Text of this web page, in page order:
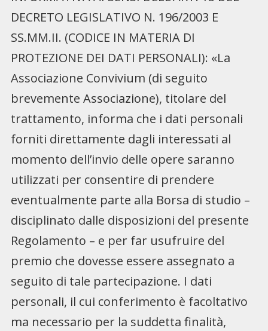
DECRETO LEGISLATIVO N. 196/2003 E
SS.MM.II. (CODICE IN MATERIA DI
PROTEZIONE DEI DATI PERSONALI): «La
Associazione Convivium (di seguito
brevemente Associazione), titolare del
trattamento, informa che i dati personali
forniti direttamente dagli interessati al
momento dell’invio delle opere saranno
utilizzati per consentire di prendere
eventualmente parte alla Borsa di studio –
disciplinato dalle disposizioni del presente
Regolamento – e per far usufruire del
premio che dovesse essere assegnato a
seguito di tale partecipazione. I dati
personali, il cui conferimento è facoltativo
ma necessario per la suddetta finalità,